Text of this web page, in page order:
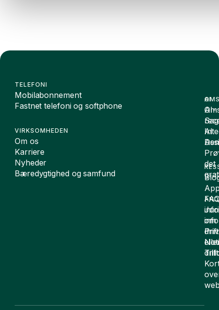
TELEFONI
Mobilabonnement
Fastnet telefoni og softphone
VIRKSOMHEDEN
Om os
Karriere
Nyheder
Bæredygtighed og samfund
om
drift
AI
AI-
AI
det